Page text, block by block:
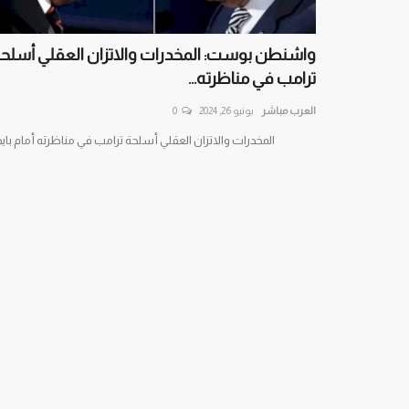
واشنطن بوست: المخدرات والاتزان العقلي
ترامب في مناظرته...
العرب مباشر يونيو 26, 2024 0
المخدرات والاتزان العقلي أسلحة ترامب في مناظرته أمام